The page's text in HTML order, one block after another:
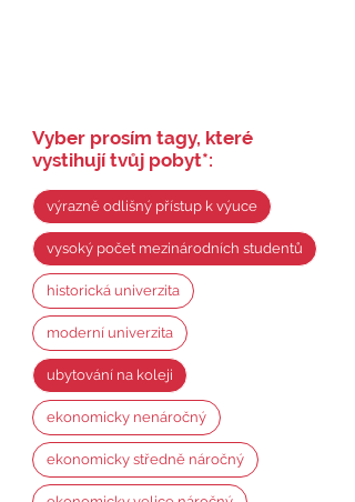
Vyber prosím tagy, které
vystihují tvůj pobyt*:
výrazně odlišný přístup k výuce
vysoký počet mezinárodních studentů
historická univerzita
moderní univerzita
ubytování na koleji
ekonomicky nenáročný
ekonomicky středně náročný